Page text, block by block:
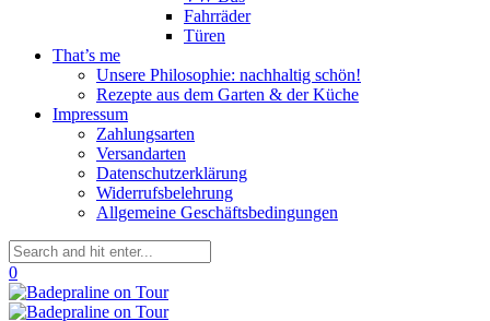
Fahrräder
Türen
That’s me
Unsere Philosophie: nachhaltig schön!
Rezepte aus dem Garten & der Küche
Impressum
Zahlungsarten
Versandarten
Datenschutzerklärung
Widerrufsbelehrung
Allgemeine Geschäftsbedingungen
0